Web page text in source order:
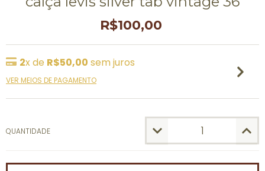
R$100,00
2x de R$50,00 sem juros
VER MEIOS DE PAGAMENTO
QUANTIDADE